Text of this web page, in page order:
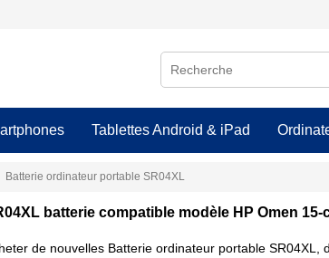
Tablettes Android & iPad
Batterie ordinateur portable SR04XL
batterie compatible modèle HP Omen
de nouvelles Batterie ordinateur portable SR04XL,